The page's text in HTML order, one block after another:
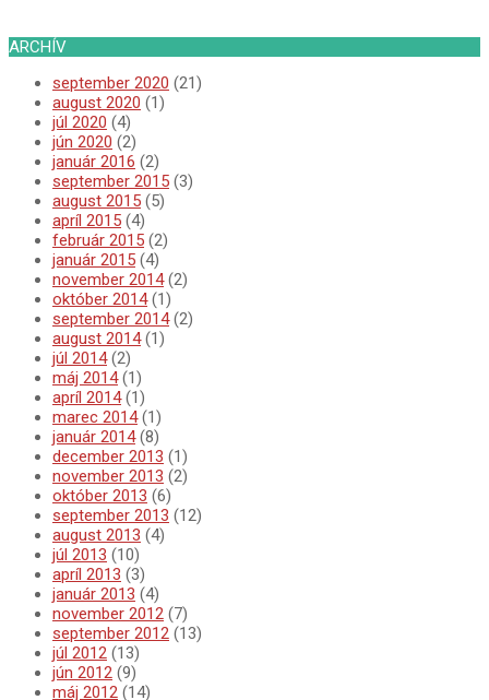
ARCHÍV
september 2020 (21)
august 2020 (1)
júl 2020 (4)
jún 2020 (2)
január 2016 (2)
september 2015 (3)
august 2015 (5)
apríl 2015 (4)
február 2015 (2)
január 2015 (4)
november 2014(2)
október 2014(1)
september 2014(2)
august 2014(1)
júl 2014(2)
máj 2014(1)
apríl 2014(1)
marec 2014(1)
január 2014(8)
december 2013 (1)
november 2013 (2)
október 2013 (6)
september 2013 (12)
august 2013 (4)
júl 2013 (10)
apríl 2013 (3)
január 2013 (4)
november 2012 (7)
september 2012 (13)
júl 2012 (13)
jún 2012 (9)
máj 2012 (14)